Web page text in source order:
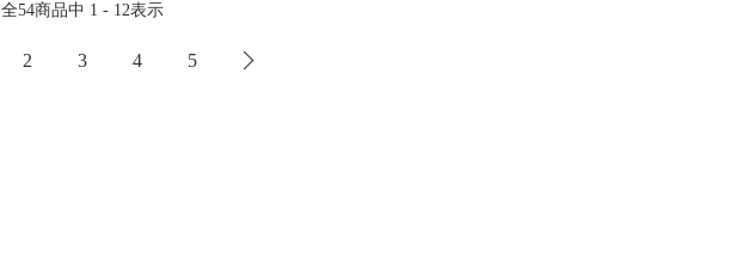
全54商品中 1 - 12表示
2 3 4 5